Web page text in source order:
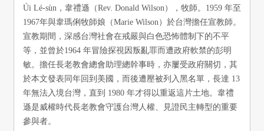
Úi Lé-sùn，韋禮遜（Rev. Donald Wilson），牧師。1959 年至
1967年與韋瑪俐牧師娘（Marie Wilson）於台灣擔任宣教師。
宣教期間，深感台灣社會在戒嚴與白色恐怖體制下的不平
等，並曾於1964 年冒險探視因叛亂罪而遭政府軟禁的彭明
敏。擔任長老教會總會助理總幹事時，亦屢受政府關切，其
於本文發表同年回到美國，而後遭壓被列入黑名單，長達 13
年無法入境台灣，直到 1980 年才得以重返這片土地。韋禮
遜是威權時代長老教會守護台灣人權、見證民主轉型的重要
參與者。